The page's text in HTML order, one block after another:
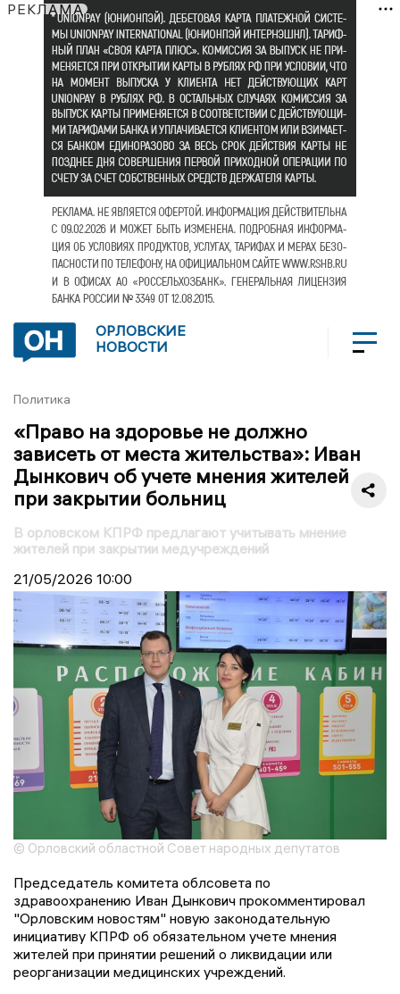
РЕКЛАМА
ОРЛОВСКИЕ
НОВОСТИ
Политика
«Право на здоровье не должно
зависеть от места жительства»: Иван
Дынкович об учете мнения жителей
при закрытии больниц
В орловском КПРФ предлагают учитывать мнение
жителей при закрытии медучреждений
21/05/2026 10:00
© Орловский областной Совет народных депутатов
Председатель комитета облсовета по
здравоохранению Иван Дынкович прокомментировал
"Орловским новостям" новую законодательную
инициативу КПРФ об обязательном учете мнения
жителей при принятии решений о ликвидации или
реорганизации медицинских учреждений.